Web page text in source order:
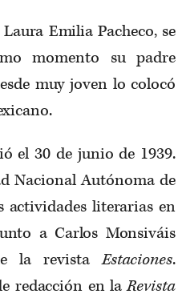
Emilia Pacheco, se
momento su padre
muy joven lo colocó
el 30 de junio de 1939.
Nacional Autónoma de
actividades literarias en
a Carlos Monsiváis
la revistaEstaciones.
redacción en laRevista